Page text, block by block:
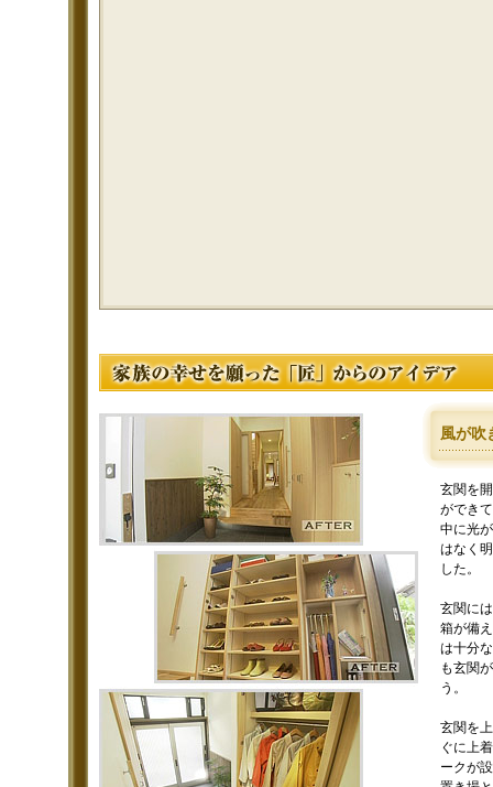
風が吹
玄関を
ができ
中に光
はなく
した。
玄関に
箱が備
は十分
も玄関
う。
玄関を
ぐに上
ークが